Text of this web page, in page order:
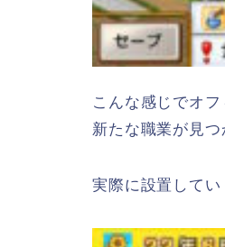
こんな感じでオ
新たな職業が見つ
実際に設置してい